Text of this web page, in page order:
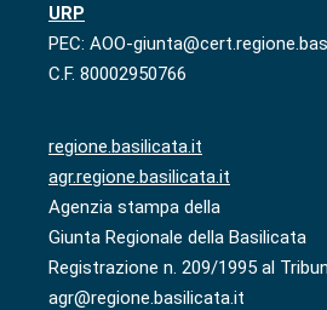
URP
PEC: AOO-
C.F. 80002950766
regione.basilicata.it
agr.regione.basilicata.it
Agenzia stampa della
Giunta Regionale della Basilicata
Registrazione n. 209/1995 al
agr@regione.basilicata.it